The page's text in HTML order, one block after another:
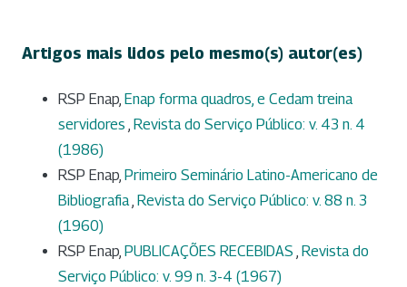
Artigos mais lidos pelo mesmo(s) autor(es)
RSP Enap, Enap forma quadros, e Cedam treina
servidores , Revista do Serviço Público: v. 43 n. 4
(1986)
RSP Enap, Primeiro Seminário Latino-Americano de
Bibliografia, Revista do Serviço Público: v. 88 n. 3
(1960)
RSP Enap, PUBLICAÇÕES RECEBIDAS , Revista do
Serviço Público: v. 99 n. 3-4 (1967)